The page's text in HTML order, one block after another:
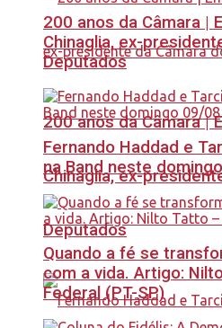
200 anos da Câmara |
Chinaglia, ex-
Deputados
200 anos da Câmara |
Chinaglia, ex-
Deputados
Fernando Haddad e
na Band neste
Quando a fé se
com a vida. Artigo:
Federal (PT-SP)